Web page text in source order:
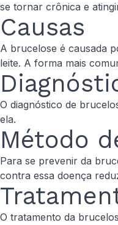
se tornar crônica e
Causas
A brucelose é causada
leite. A forma mais
O diagnóstico de
ela.
Método
Para se prevenir da
contra essa doença
O tratamento da